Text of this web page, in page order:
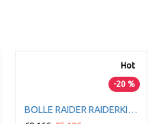
Hot
-20 %
BOLLE RAIDER RAIDERKIT taktické okuliare všetko v jednom kite